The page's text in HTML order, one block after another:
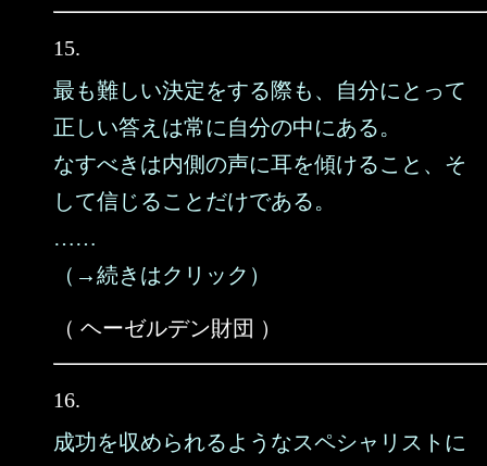
15.
最も難しい決定をする際も、自分にとって
正しい答えは常に自分の中にある。
なすべきは内側の声に耳を傾けること、そ
して信じることだけである。
……
（→続きはクリック）
（ ヘーゼルデン財団 ）
16.
成功を収められるようなスペシャリストに